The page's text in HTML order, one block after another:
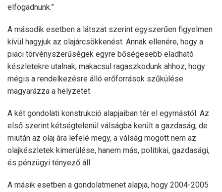
elfogadnunk.”
A második esetben a látszat szerint egyszerűen figyelmen
kívül hagyjuk az olajárcsökkenést. Annak ellenére, hogy a
piaci törvényszerűségek egyre bőségesebb eladható
készletekre utalnak, makacsul ragaszkodunk ahhoz, hogy
mégis a rendelkezésre álló erőforrások szűkülése
magyarázza a helyzetet.
A két gondolati konstrukció alapjaiban tér el egymástól. Az
első szerint kétségtelenül válságba került a gazdaság, de
miután az olaj ára lefelé megy, a válság mögött nem az
olajkészletek kimerülése, hanem más, politikai, gazdasági,
és pénzügyi tényező áll.
A másik esetben a gondolatmenet alapja, hogy 2004-2005